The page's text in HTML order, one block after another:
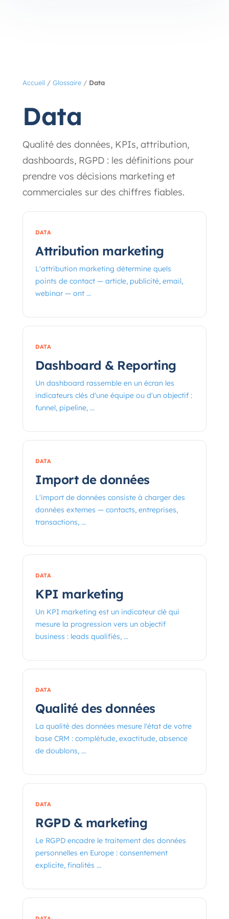
Accueil / Glossaire / Data
Data
Qualité des données, KPIs, attribution,
dashboards, RGPD : les définitions pour
prendre vos décisions marketing et
commerciales sur des chiffres fiables.
DATA
Attribution marketing
L'attribution marketing détermine quels
points de contact — article, publicité, email,
webinar — ont ...
DATA
Dashboard & Reporting
Un dashboard rassemble en un écran les
indicateurs clés d'une équipe ou d'un objectif :
funnel, pipeline, ...
DATA
Import de données
L'import de données consiste à charger des
données externes — contacts, entreprises,
transactions, ...
DATA
KPI marketing
Un KPI marketing est un indicateur clé qui
mesure la progression vers un objectif
business : leads qualifiés, ...
DATA
Qualité des données
La qualité des données mesure l'état de votre
base CRM : complétude, exactitude, absence
de doublons, ...
DATA
RGPD & marketing
Le RGPD encadre le traitement des données
personnelles en Europe : consentement
explicite, finalités ...